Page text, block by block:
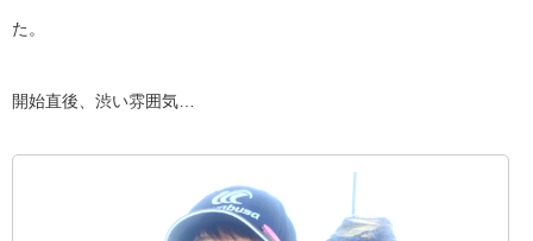
た。
開始直後、渋い雰囲気…